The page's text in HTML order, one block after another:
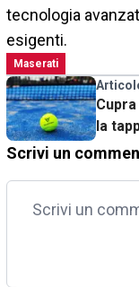
tecnologia
esigenti.
Maserati
la
Scrivi un